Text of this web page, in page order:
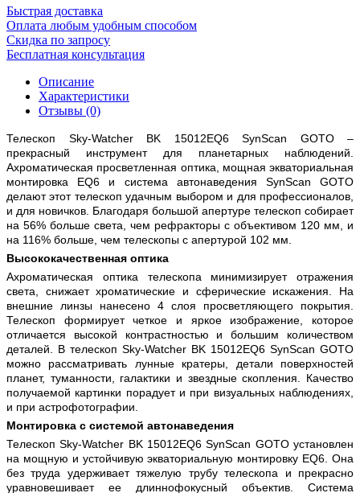
Быстрая доставка
Оплата любым удобным способом
Скидка по запросу
Бесплатная консультация
Описание
Характеристики
Отзывы (0)
Телескоп Sky-Watcher BK 15012EQ6 SynScan GOTO –
прекрасный инструмент для планетарных наблюдений.
Ахроматическая просветленная оптика, мощная экваториальная
монтировка EQ6 и система автонаведения SynScan GOTO
делают этот телескоп удачным выбором и для профессионалов,
и для новичков. Благодаря большой апертуре телескоп собирает
на 56% больше света, чем рефракторы с объективом 120 мм, и
на 116% больше, чем телескопы с апертурой 102 мм.
Высококачественная оптика
Ахроматическая оптика телескопа минимизирует отражения
света, снижает хроматические и сферические искажения. На
внешние линзы нанесено 4 слоя просветляющего покрытия.
Телескоп формирует четкое и яркое изображение, которое
отличается высокой контрастностью и большим количеством
деталей. В телескоп Sky-Watcher BK 15012EQ6 SynScan GOTO
можно рассматривать лунные кратеры, детали поверхностей
планет, туманности, галактики и звездные скопления. Качество
получаемой картинки порадует и при визуальных наблюдениях,
и при астрофотографии.
Монтировка с системой автонаведения
Телескоп Sky-Watcher BK 15012EQ6 SynScan GOTO установлен
на мощную и устойчивую экваториальную монтировку EQ6. Она
без труда удерживает тяжелую трубу телескопа и прекрасно
уравновешивает ее длиннофокусный объектив. Система